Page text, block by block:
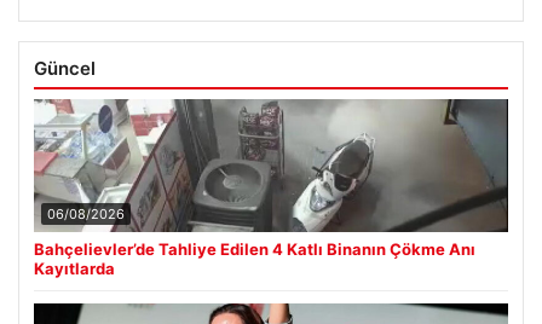
Güncel
06/08/2026
Bahçelievler’de Tahliye Edilen 4 Katlı Binanın Çökme Anı
Kayıtlarda